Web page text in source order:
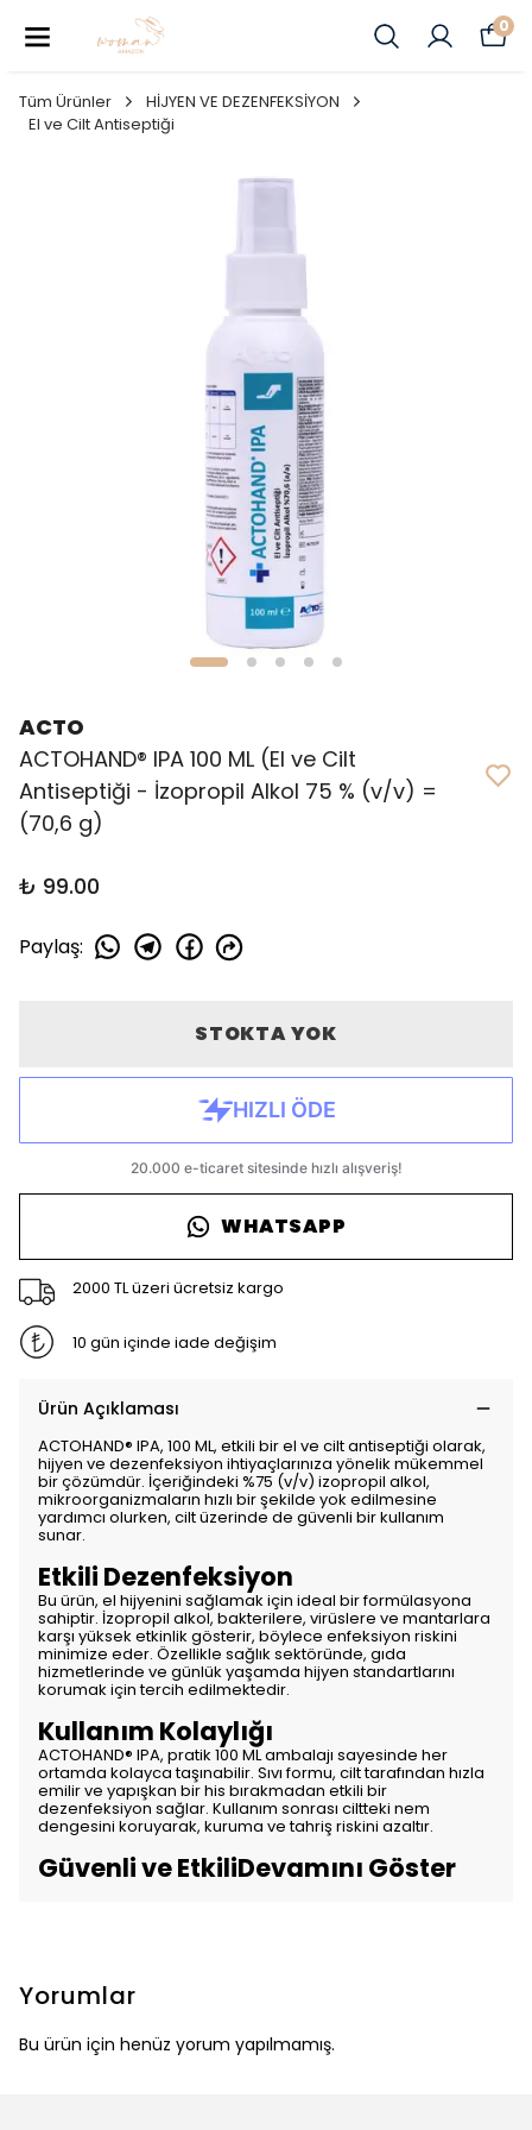
0
Tüm Ürünler
HİJYEN VE DEZENFEKSİYON
El ve Cilt Antiseptiği
ACTO
ACTOHAND® IPA 100 ML ( El ve Cilt
Antiseptiği - İzopropil Alkol 75 % (v/v) =
(70,6 g)
₺ 99.00
Paylaş:
STOKTA YOK
WHATSAPP
2000 TL üzeri ücretsiz kargo
10 gün içinde iade değişim
Ürün Açıklaması
ACTOHAND® IPA, 100 ML, etkili bir el ve cilt antiseptiği olarak,
hijyen ve dezenfeksiyon ihtiyaçlarınıza yönelik mükemmel
bir çözümdür. İçeriğindeki %75 (v/v) izopropil alkol,
mikroorganizmaların hızlı bir şekilde yok edilmesine
yardımcı olurken, cilt üzerinde de güvenli bir kullanım
sunar.
Etkili Dezenfeksiyon
Bu ürün, el hijyenini sağlamak için ideal bir formülasyona
sahiptir. İzopropil alkol, bakterilere, virüslere ve mantarlara
karşı yüksek etkinlik gösterir, böylece enfeksiyon riskini
minimize eder. Özellikle sağlık sektöründe, gıda
hizmetlerinde ve günlük yaşamda hijyen standartlarını
korumak için tercih edilmektedir.
Kullanım Kolaylığı
ACTOHAND® IPA, pratik 100 ML ambalajı sayesinde her
ortamda kolayca taşınabilir. Sıvı formu, cilt tarafından hızla
emilir ve yapışkan bir his bırakmadan etkili bir
dezenfeksiyon sağlar. Kullanım sonrası ciltteki nem
dengesini koruyarak, kuruma ve tahriş riskini azaltır.
Güvenli ve EtkiliDevamını Göster
Yorumlar
Bu ürün için henüz yorum yapılmamış.